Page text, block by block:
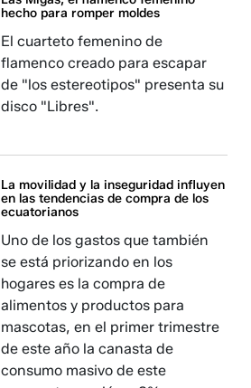
hecho para romper moldes
El cuarteto femenino de
flamenco creado para escapar
de "los estereotipos" presenta su
disco "Libres".
La movilidad y la inseguridad influyen
en las tendencias de compra de los
ecuatorianos
Uno de los gastos que también
se está priorizando en los
hogares es la compra de
alimentos y productos para
mascotas, en el primer trimestre
de este año la canasta de
consumo masivo de este